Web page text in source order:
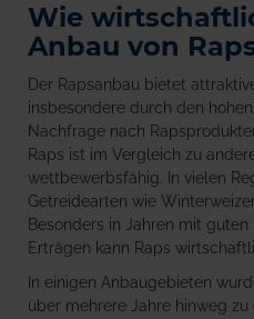
Wie
Anbau von
Der Rapsanbau bietet
insbesondere durch den
Nachfrage nach
Raps ist im Vergleich zu
wettbewerbsfähig. In vielen
Getreidearten wie
Besonders in Jahren mit
Erträgen kann Raps
In einigen Anbaugebieten
über mehrere Jahre hinweg